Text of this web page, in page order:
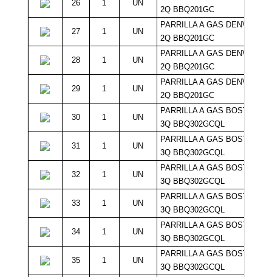
26 1 UN
2Q BBQ201GC
27 1 UN
PARRILLA A GAS DENVER
2Q BBQ201GC
28 1 UN
PARRILLA A GAS DENVER
2Q BBQ201GC
29 1 UN
PARRILLA A GAS DENVER
2Q BBQ201GC
30 1 UN
PARRILLA A GAS BOSTON
3Q BBQ302GCQL
31 1 UN
PARRILLA A GAS BOSTON
3Q BBQ302GCQL
32 1 UN
PARRILLA A GAS BOSTON
3Q BBQ302GCQL
33 1 UN
PARRILLA A GAS BOSTON
3Q BBQ302GCQL
34 1 UN
PARRILLA A GAS BOSTON
3Q BBQ302GCQL
35 1 UN
PARRILLA A GAS BOSTON
3Q BBQ302GCQL